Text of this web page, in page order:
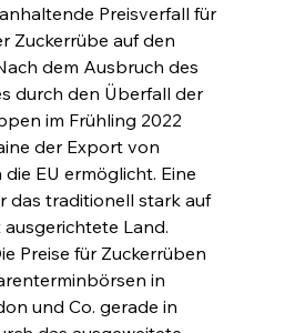
Preisverfall für
Zuckerrübe auf den
dem Ausbruch des
durch den Überfall der
im Frühling 2022
der Export von
EU ermöglicht. Eine
das traditionell stark auf
Land.
Preise für Zuckerrüben
in
und Co. gerade in